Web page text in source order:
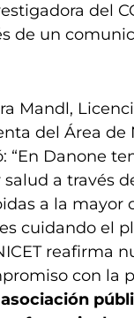
del
de un
Mandl,
del Área de
“En Danone
a través
a la mayor
cuidando el
reafirma
con la